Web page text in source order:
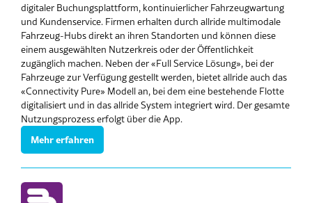
digitaler Buchungsplattform, kontinuierlicher Fahrzeugwartung
und Kundenservice. Firmen erhalten durch allride multimodale
Fahrzeug-Hubs direkt an ihren Standorten und können diese
einem ausgewählten Nutzerkreis oder der Öffentlichkeit
zugänglich machen. Neben der «Full Service Lösung», bei der
Fahrzeuge zur Verfügung gestellt werden, bietet allride auch das
«Connectivity Pure» Modell an, bei dem eine bestehende Flotte
digitalisiert und in das allride System integriert wird. Der gesamte
Nutzungsprozess erfolgt über die App.
Mehr erfahren